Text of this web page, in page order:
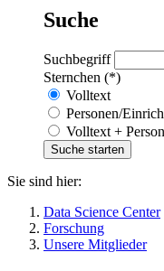
Suche
Suchbegriff
Sternchen (*)
Volltext
Personen/
Volltext +
Sie sind hier:
Data Science Center
Forschung
Unsere Mitglieder